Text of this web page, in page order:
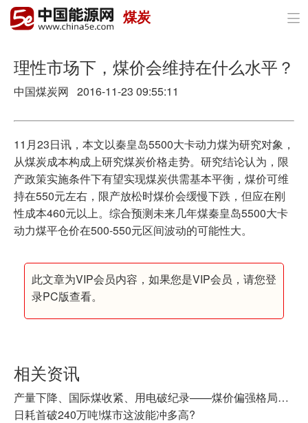
首页
政策与经济
油气
煤炭
电力
新能源
节能环保
煤炭 
理性市场下，煤价会维持在什么水平？
中国煤炭网 2016-11-23 09:55:11
11月23日讯，本文以秦皇岛5500大卡动力煤为研究对象，
从煤炭成本构成上研究煤炭价格走势。研究结论认为，限
产政策实施条件下有望实现煤炭供需基本平衡，煤价可维
持在550元左右，限产放松时煤价会缓慢下跌，但应在刚
性成本460元以上。综合预测未来几年煤秦皇岛5500大卡
动力煤平仓价在500-550元区间波动的可能性大。
此文章为VIP会员内容，如果您是VIP会员，请您登
录PC版查看。
相关资讯
产量下降、国际煤收紧、用电破纪录——煤价偏强格局还在延续
日耗首破240万吨!煤市这波能冲多高?